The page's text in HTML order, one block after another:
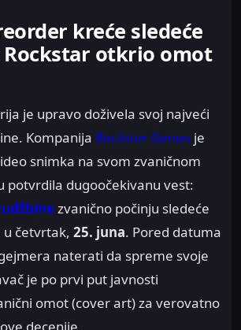
kreće sledeće
Rockstar otkrio omot
je upravo doživela svoj najveći
Kompanija Rockstar Games je
snimka na svom zvaničnom
potvrdila dugoočekivanu vest:
zvanično počinju sledeće
u četvrtak, 25. juna. Pored datuma
naterati da spreme svoje
je po prvi put javnosti
omot (cover art) za verovatno